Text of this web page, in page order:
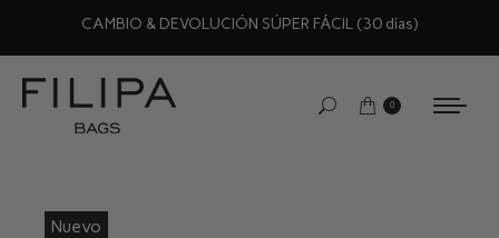
CAMBIO & DEVOLUCIÓN SÚPER FÁCIL (30 días)
0
Nuevo